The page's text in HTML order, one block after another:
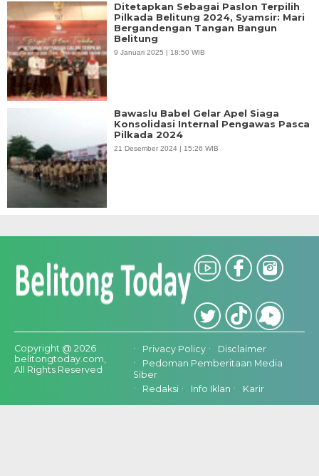
Ditetapkan Sebagai Paslon Terpilih
Pilkada Belitung 2024, Syamsir: Mari
Bergandengan Tangan Bangun
Belitung
9 Januari 2025 | 18:50 WIB
Bawaslu Babel Gelar Apel Siaga
Konsolidasi Internal Pengawas Pasca
Pilkada 2024
21 Desember 2024 | 15:26 WIB
Copyright @ 2026
belitongtoday.com,
All Rights Reserved
Privacy Policy
Disclaimer
Pedoman Pemberitaan Media
Siber
Redaksi
Info Iklan Karir